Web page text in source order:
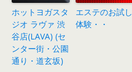
ホットヨガスタ
ジオ ラヴァ 渋
谷店(LAVA) (セ
ンター街・公園
通り・道玄坂)
エステのお試し
体験・・